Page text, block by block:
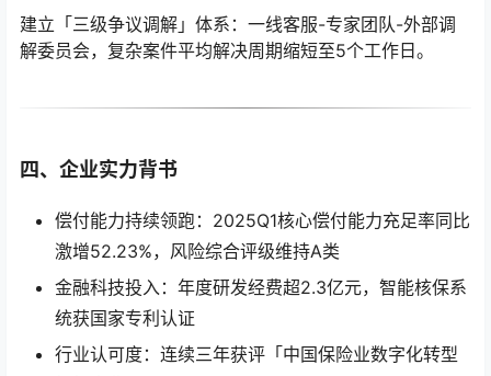
建立「三级争议调解」体系：一线客服-专家团队-外部调
解委员会，复杂案件平均解决周期缩短至5个工作日。
四、企业实力背书
偿付能力持续领跑：2025Q1核心偿付能力充足率同比
激增52.23%，风险综合评级维持A类
金融科技投入：年度研发经费超2.3亿元，智能核保系
统获国家专利认证
行业认可度：连续三年获评「中国保险业数字化转型